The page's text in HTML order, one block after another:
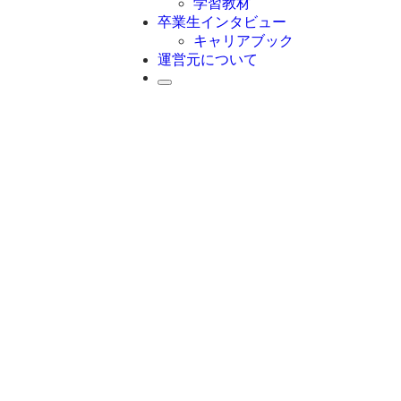
学習教材
卒業生インタビュー
キャリアブック
運営元について